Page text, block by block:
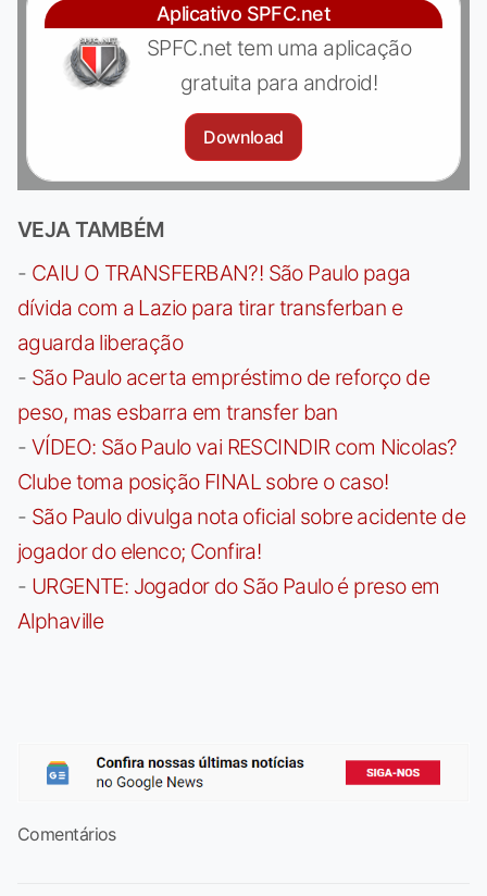
Aplicativo SPFC.net
SPFC.net tem uma aplicação
gratuita para android!
Download
VEJA TAMBÉM
- CAIU O TRANSFERBAN?! São Paulo paga
dívida com a Lazio para tirar transferban e
aguarda liberação
- São Paulo acerta empréstimo de reforço de
peso, mas esbarra em transfer ban
- VÍDEO: São Paulo vai RESCINDIR com Nicolas?
Clube toma posição FINAL sobre o caso!
- São Paulo divulga nota oficial sobre acidente de
jogador do elenco; Confira!
- URGENTE: Jogador do São Paulo é preso em
Alphaville
Comentários